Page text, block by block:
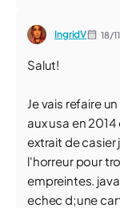
IngridV 18/
Salut!
Je vais refaire
aux usa en
extrait de casier
l'horreur pour
empreintes.
echec d;une